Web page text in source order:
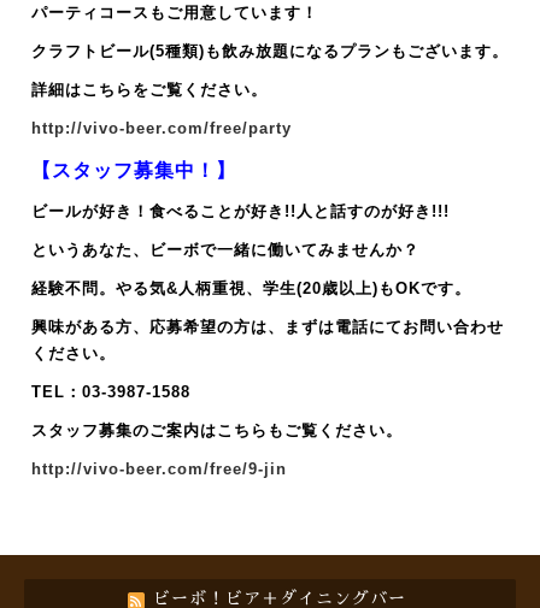
パーティコースもご用意しています！
クラフトビール(5種類)も飲み放題になるプランもございます。
詳細はこちらをご覧ください。
http://vivo-beer.com/free/party
【スタッフ募集中！】
ビールが好き！食べることが好き!!人と話すのが好き!!!
というあなた、ビーボで一緒に働いてみませんか？
経験不問。やる気&人柄重視、 学生(20歳以上)もOKです。
興味がある方、応募希望の方は、まずは電話にてお問い合わせ
ください。
TEL：03-3987-1588
スタッフ募集のご案内はこちらもご覧ください。
http://vivo-beer.com/free/9-jin
ビーボ！ビア＋ダイニングバー